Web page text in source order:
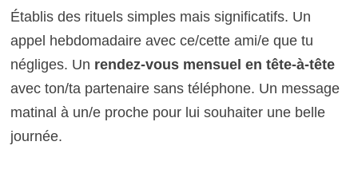
Établis des rituels simples mais significatifs. Un
appel hebdomadaire avec ce/cette ami/e que tu
négliges. Un rendez-vous mensuel en tête-à-tête
avec ton/ta partenaire sans téléphone. Un message
matinal à un/e proche pour lui souhaiter une belle
journée.